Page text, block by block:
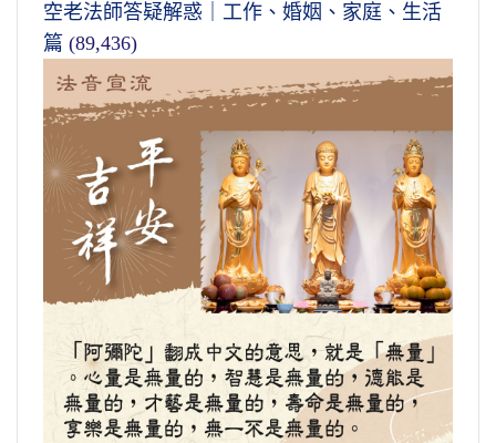
空老法師答疑解惑｜工作、婚姻、家庭、生活
篇 (89,436)